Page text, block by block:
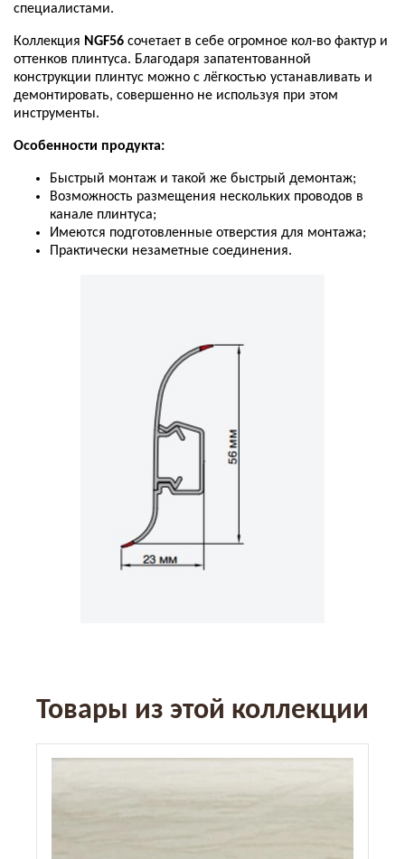
специалистами.
Коллекция NGF56 сочетает в себе огромное кол-во фактур и
оттенков плинтуса. Благодаря запатентованной
конструкции плинтус можно с лёгкостью устанавливать и
демонтировать, совершенно не используя при этом
инструменты.
Особенности продукта:
Быстрый монтаж и такой же быстрый демонтаж;
Возможность размещения нескольких проводов в
канале плинтуса;
Имеются подготовленные отверстия для монтажа;
Практически незаметные соединения.
Товары из этой коллекции